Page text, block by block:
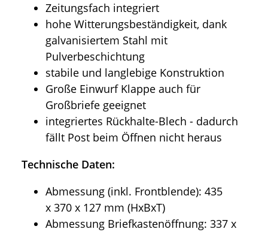
Zeitungsfach integriert
hohe Witterungsbeständigkeit, dank
galvanisiertem Stahl mit
Pulverbeschichtung
stabile und langlebige Konstruktion
Große Einwurf Klappe auch für
Großbriefe geeignet
integriertes Rückhalte-Blech - dadurch
fällt Post beim Öffnen nicht heraus
Technische Daten:
Abmessung (inkl. Frontblende): 435
x 370 x 127 mm (HxBxT)
Abmessung Briefkastenöffnung: 337 x